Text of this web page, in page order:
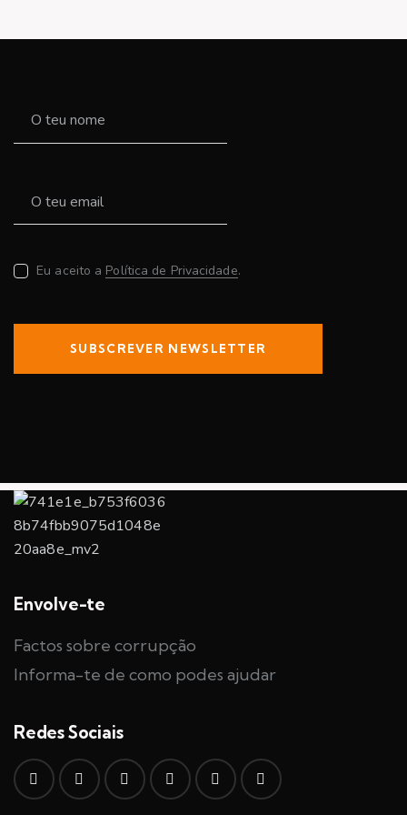
Eu aceito a Política de Privacidade.
SUBSCREVER NEWSLETTER
Envolve-te
Factos sobre corrupção
Informa-te de como podes ajudar
Redes Sociais